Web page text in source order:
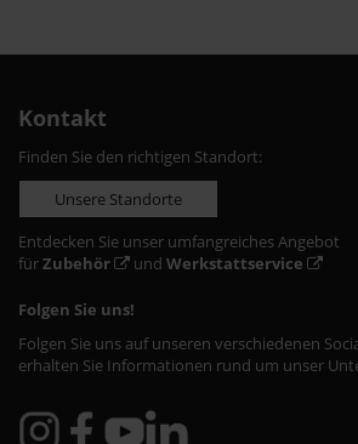
Kontakt
Finden Sie den richtigen Standort:
Unsere Standorte
Entdecken Sie unser umfangreiches Angebot
fürZubehör und Werkstattservice
Folgen Sie uns!
Folgen Sie uns auf unseren verschiedenen
erhalten Sie Informationen rund um unser